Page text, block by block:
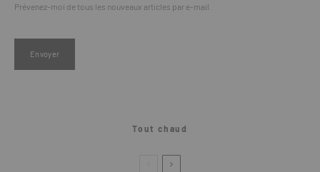
Prévenez-moi de tous les nouveaux articles par e-mail.
Tout chaud